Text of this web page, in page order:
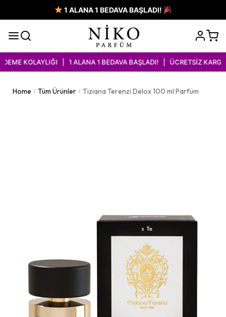
1 ALANA 1 BEDAVA BAŞLADI!
KOLAYLIĞI | 1 ALANA 1 BEDAVA BAŞLADI! | ÜCRETSİZ KARGO
Home / Tüm Ürünler / Tiziana Terenzi Delox 100 ml Parfüm